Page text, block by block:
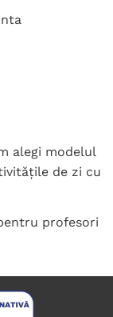
alegi modelul
de zi cu
profesori